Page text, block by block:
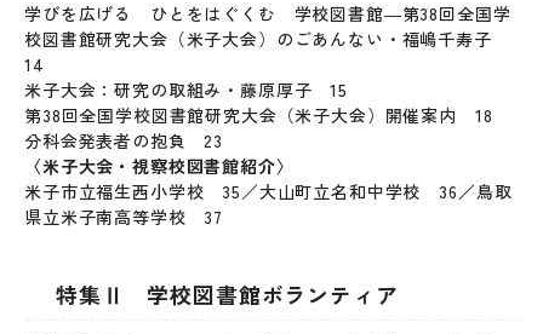
学びを広げる ひとをはぐくむ 学校図書館―第38回全国学
校図書館研究大会（米子大会）のごあんない・福嶋千寿子
14
米子大会：研究の取組み・藤原厚子 15
第38回全国学校図書館研究大会（米子大会）開催案内 18
分科会発表者の抱負 23
〈米子大会・視察校図書館紹介〉
米子市立福生西小学校 35／大山町立名和中学校 36／鳥取
県立米子南高等学校 37
特集Ⅱ 学校図書館ボランティア